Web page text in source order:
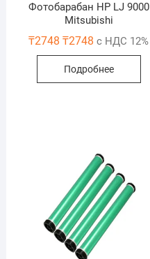
Фотобарабан HP LJ 9000
Mitsubishi
₸2748 ₸2748 с НДС 12%
Подробнее